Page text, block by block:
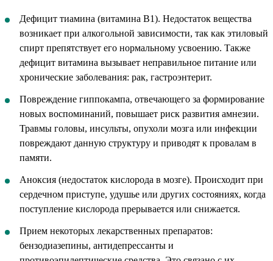
Дефицит тиамина (витамина B1). Недостаток вещества
возникает при алкогольной зависимости, так как этиловый
спирт препятствует его нормальному усвоению. Также
дефицит витамина вызывает неправильное питание или
хронические заболевания: рак, гастроэнтерит.
Повреждение гиппокампа, отвечающего за формирование
новых воспоминаний, повышает риск развития амнезии.
Травмы головы, инсульты, опухоли мозга или инфекции
повреждают данную структуру и приводят к провалам в
памяти.
Аноксия (недостаток кислорода в мозге). Происходит при
сердечном приступе, удушье или других состояниях, когда
поступление кислорода прерывается или снижается.
Прием некоторых лекарственных препаратов:
бензодиазепины, антидепрессанты и